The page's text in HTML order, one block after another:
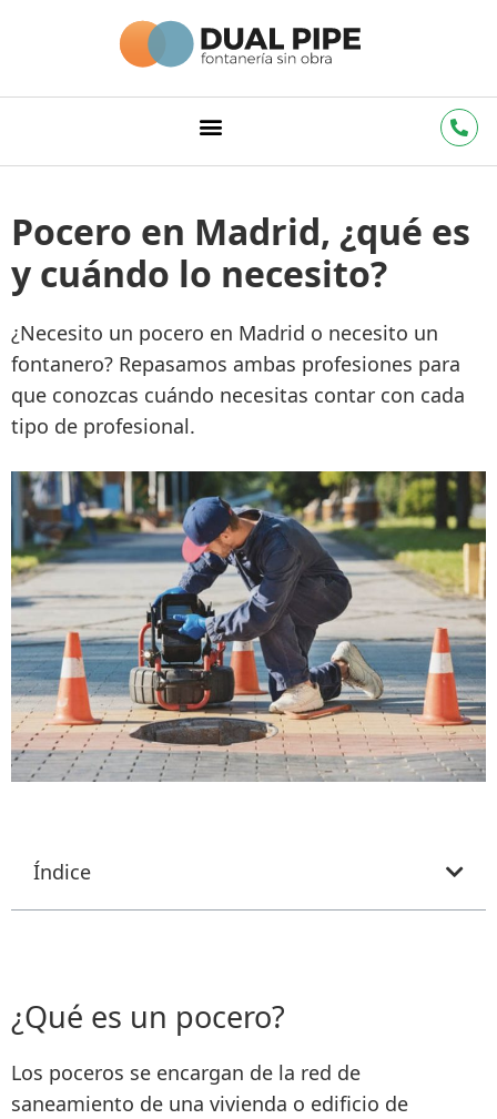
Pocero en Madrid, ¿qué es
y cuándo lo necesito?
¿Necesito un pocero en Madrid o necesito un
fontanero? Repasamos ambas profesiones para
que conozcas cuándo necesitas contar con cada
tipo de profesional.
Índice
¿Qué es un pocero?
Los poceros se encargan de la red de
saneamiento de una vivienda o edificio de